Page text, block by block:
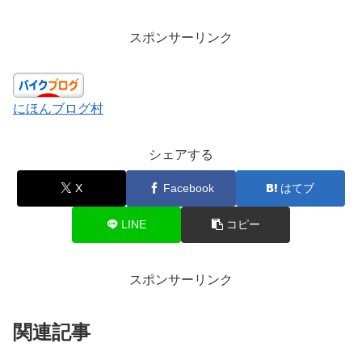
スポンサーリンク
にほんブログ村
シェアする
X Facebook はてブ
LINE コピー
スポンサーリンク
関連記事